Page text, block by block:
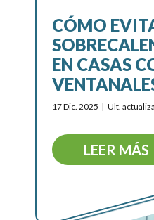
CÓMO
EN CASAS
17 Dic. 2025 Ult.
LEER MÁS